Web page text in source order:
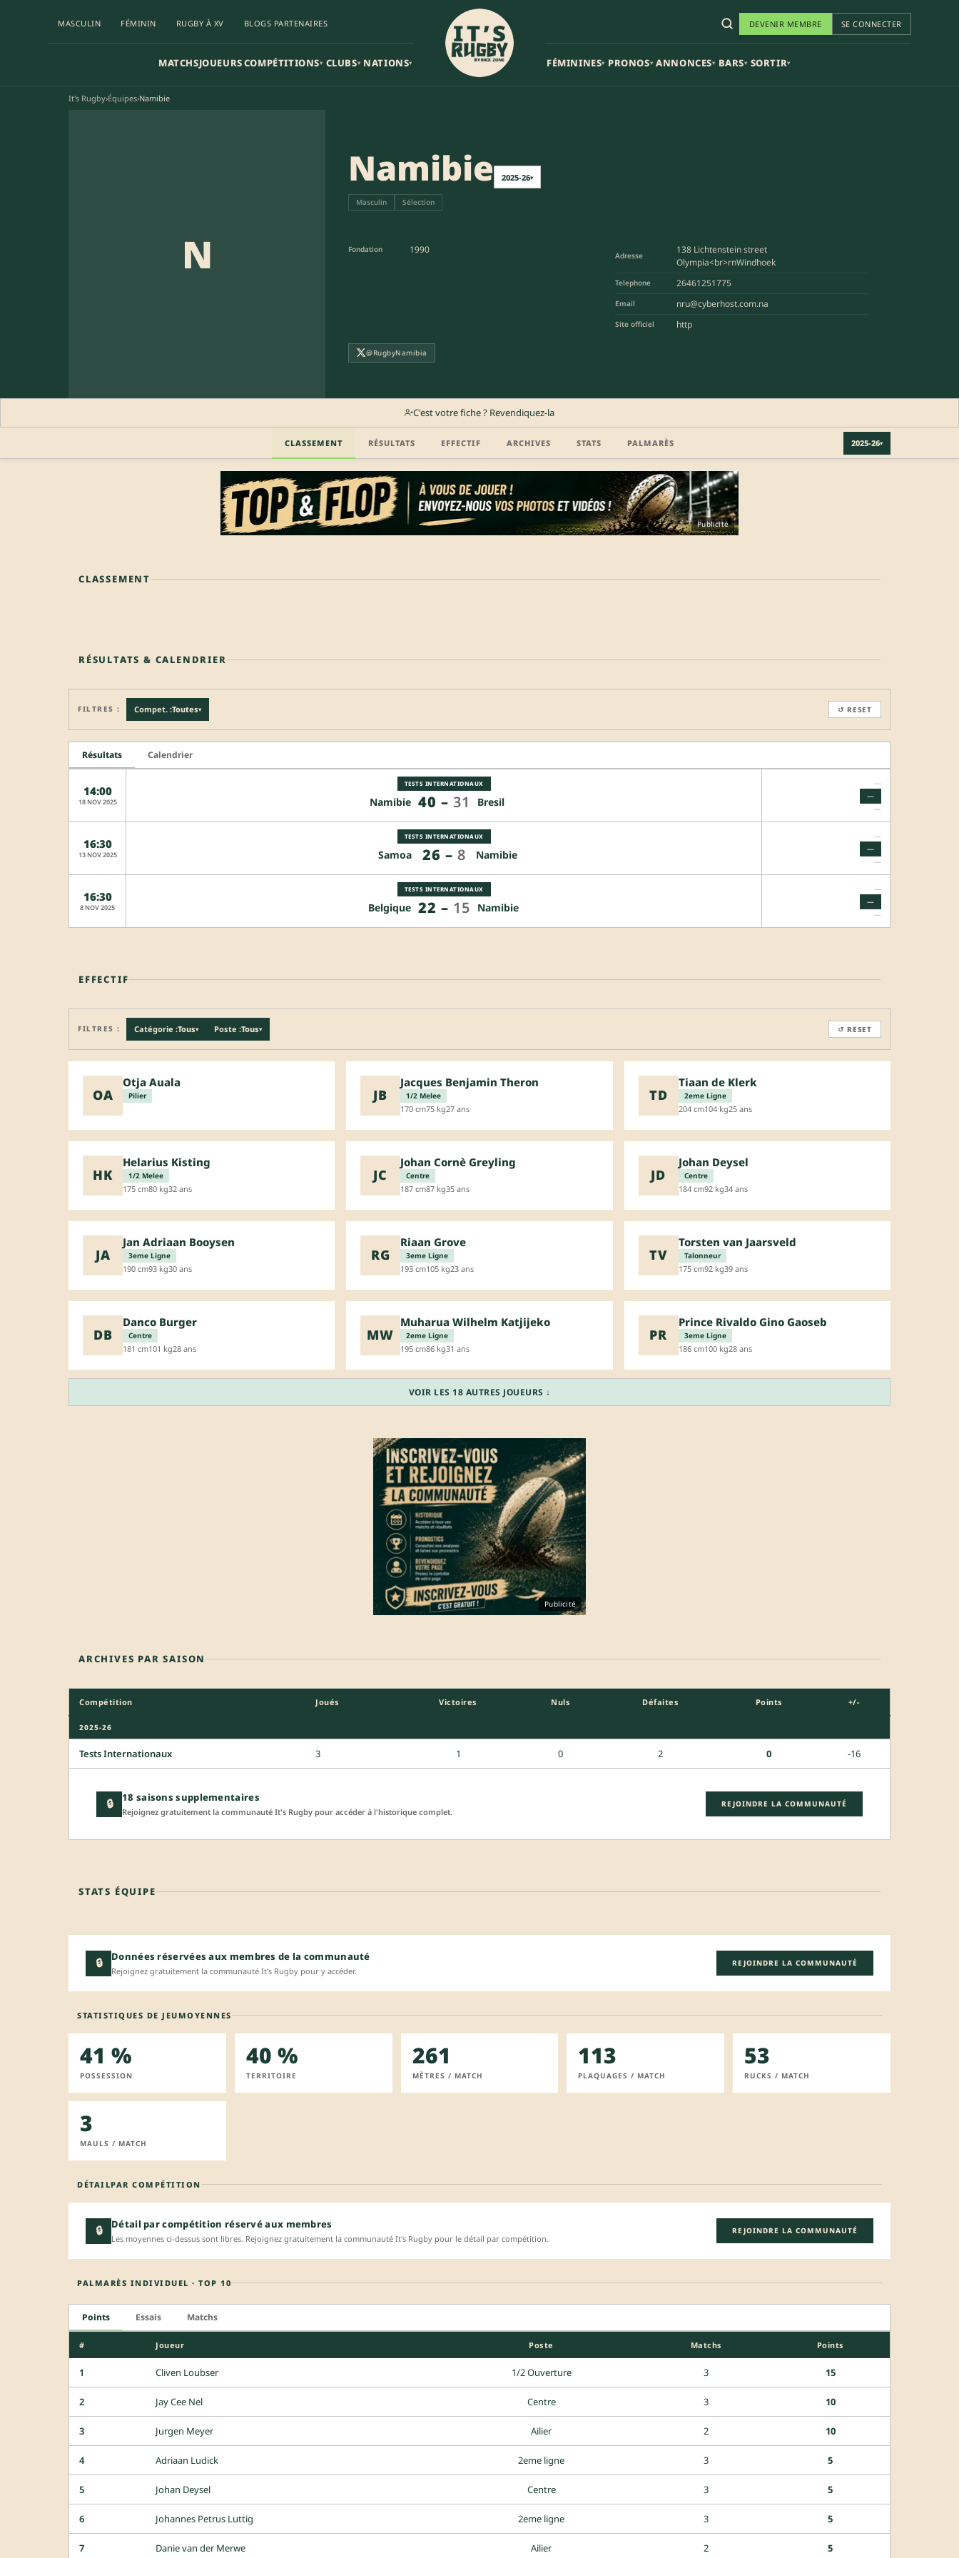
MASCULIN FÉMININ RUGBY À XV BLOGS PARTENAIRES
MATCHSJOUEURSCOMPÉTITIONS▾ CLUBS▾ NATIONS▾
DEVENIR MEMBRE SE CONNECTER
FÉMININES▾ PRONOS▾ ANNONCES▾ BARS▾ SORTIR▾
It's Rugby›Équipes›Namibie
N
Namibie 2025-26▾
Masculin Sélection
Fondation 1990
Adresse
138 Lichtenstein street
Olympia<br>rnWindhoek
Telephone 26461251775
Email nru@cyberhost.com.na
Site officiel http
@RugbyNamibia
C'est votre fiche ? Revendiquez-la
CLASSEMENT RÉSULTATS EFFECTIF ARCHIVES STATS PALMARÈS 2025-26▾
Publicité
CLASSEMENT
RÉSULTATS & CALENDRIER
FILTRES : Compet. :Toutes▾ ↺ RESET
Résultats Calendrier
14:00
18 NOV 2025
TESTS INTERNATIONAUX
Namibie 40 – 31 Bresil
—
—
—
16:30
13 NOV 2025
TESTS INTERNATIONAUX
Samoa 26 – 8 Namibie
—
—
—
16:30
8 NOV 2025
TESTS INTERNATIONAUX
Belgique 22 – 15 Namibie
—
—
—
EFFECTIF
FILTRES : Catégorie :Tous▾ Poste :Tous▾ ↺ RESET
OA
Otja Auala
Pilier JB
Jacques Benjamin Theron
1/2 Melee
170 cm75 kg27 ans
TD
Tiaan de Klerk
2eme Ligne
204 cm104 kg25 ans
HK
Helarius Kisting
1/2 Melee
175 cm80 kg32 ans
JC
Johan Cornè Greyling
Centre
187 cm87 kg35 ans
JD
Johan Deysel
Centre
184 cm92 kg34 ans
JA
Jan Adriaan Booysen
3eme Ligne
190 cm93 kg30 ans
RG
Riaan Grove
3eme Ligne
193 cm105 kg23 ans
TV
Torsten van Jaarsveld
Talonneur
175 cm92 kg39 ans
DB
Danco Burger
Centre
181 cm101 kg28 ans
MW
Muharua Wilhelm Katjijeko
2eme Ligne
195 cm86 kg31 ans
PR
Prince Rivaldo Gino Gaoseb
3eme Ligne
186 cm100 kg28 ans
VOIR LES 18 AUTRES JOUEURS ↓
Publicité
ARCHIVES PAR SAISON
Compétition Joués Victoires Nuls Défaites Points +/-
2025-26
Tests Internationaux 3 1 0 2 0 -16
🔒 18 saisons supplementaires
Rejoignez gratuitement la communauté It's Rugby pour accéder à l'historique complet.
REJOINDRE LA COMMUNAUTÉ
STATS ÉQUIPE
🔒 Données réservées aux membres de la communauté
Rejoignez gratuitement la communauté It's Rugby pour y accéder.
REJOINDRE LA COMMUNAUTÉ
STATISTIQUES DE JEU MOYENNES
41 %
POSSESSION
40 %
TERRITOIRE
261
MÈTRES / MATCH
113
PLAQUAGES / MATCH
53
RUCKS / MATCH
3
MAULS / MATCH
DÉTAILPAR COMPÉTITION
🔒 Détail par compétition réservé aux membres
Les moyennes ci-dessus sont libres. Rejoignez gratuitement la communauté It's Rugby pour le détail par compétition.
REJOINDRE LA COMMUNAUTÉ
PALMARÈS INDIVIDUEL · TOP 10
Points Essais Matchs
# Joueur Poste Matchs Points
1 Cliven Loubser 1/2 Ouverture 3 15
2 Jay Cee Nel Centre 3 10
3 Jurgen Meyer Ailier 2 10
4 Adriaan Ludick 2eme ligne 3 5
5 Johan Deysel Centre 3 5
6 Johannes Petrus Luttig 2eme ligne 3 5
7 Danie van der Merwe Ailier 2 5